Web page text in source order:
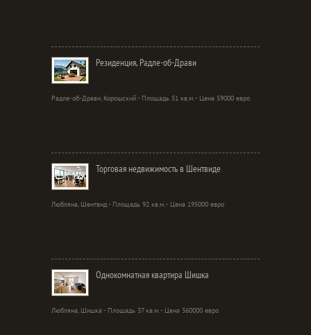
Резиденция, Радле-об-Драви
Радле-об-Драви, Корошский - Площадь 51 кв.м. - Цена 59000 евро
Торговая недвижимость в Шентвиде
Любляна, Шентвид - Площадь 92 кв.м. - Цена 195000 евро
Однокомнатная квартира Шишка
Любляна, Шишка - Площадь 37 кв.м. - Цена 360000 евро